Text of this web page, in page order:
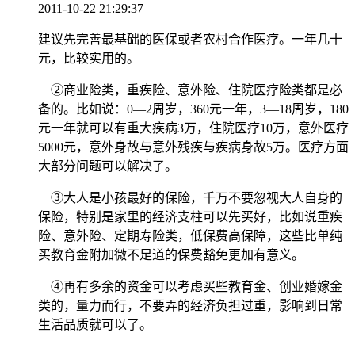
2011-10-22 21:29:37
建议先完善最基础的医保或者农村合作医疗。一年几十
元，比较实用的。
②商业险类，重疾险、意外险、住院医疗险类都是必
备的。比如说：0—2周岁，360元一年，3—18周岁，180
元一年就可以有重大疾病3万，住院医疗10万，意外医疗
5000元，意外身故与意外残疾与疾病身故5万。医疗方面
大部分问题可以解决了。
③大人是小孩最好的保险，千万不要忽视大人自身的
保险，特别是家里的经济支柱可以先买好，比如说重疾
险、意外险、定期寿险类，低保费高保障，这些比单纯
买教育金附加微不足道的保费豁免更加有意义。
④再有多余的资金可以考虑买些教育金、创业婚嫁金
类的，量力而行，不要弄的经济负担过重，影响到日常
生活品质就可以了。